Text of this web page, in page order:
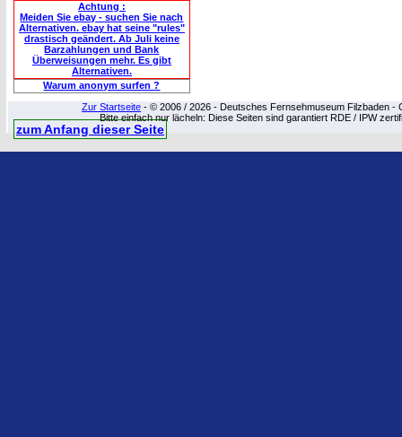
Achtung :
Meiden Sie ebay - suchen Sie nach
Alternativen. ebay hat seine "rules"
drastisch geändert. Ab Juli keine
Barzahlungen und Bank
Überweisungen mehr. Es gibt
Alternativen.
Warum anonym surfen ?
Zur Startseite - © 2006 / 2026 - Deutsches Fernsehmuseum Filzbaden -
Bitte einfach nur lächeln: Diese Seiten sind garantiert RDE / IPW
zum Anfang dieser Seite